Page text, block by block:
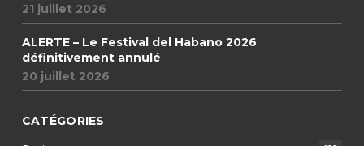
21 juillet 2026
ALERTE – Le Festival del Habano 2026
définitivement annulé
20 juillet 2026
CATÉGORIES